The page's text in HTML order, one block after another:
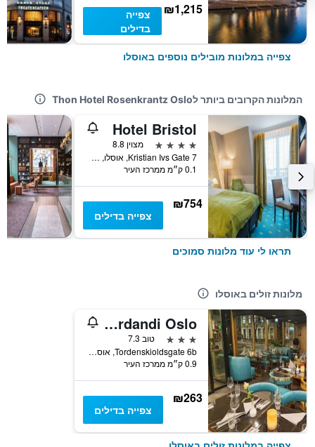
₪1,215
צפייה
בדילים
צפייה במלונות מובילים נוספים באוסלו
המלונות הקרובים ביותר לThon Hotel Rosenkrantz Oslo
Hotel Bristol
4 כוכבים
מצוין 8.8
Kristian Ivs Gate 7, אוסלו, מחוז אוסלו, נורווגיה
0.1 ק״מ ממרכז העיר
₪754
צפייה בדילים
תראו לי עוד מלונות סמוכים
מלונות זולים באוסלו
Hotel Verdandi Oslo
3 כוכבים
טוב 7.3
Tordenskioldsgate 6b, אוסלו, מחוז אוסלו, נורווגיה
0.9 ק״מ ממרכז העיר
₪263
צפייה בדילים